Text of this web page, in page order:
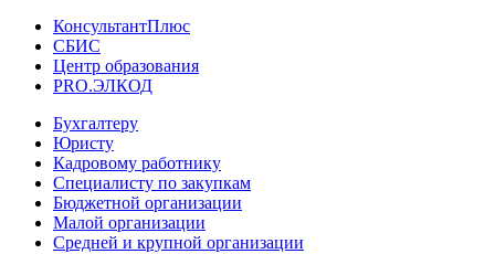
КонсультантПлюс
СБИС
Центр образования
PRO.ЭЛКОД
Бухгалтеру
Юристу
Кадровому работнику
Специалисту по закупкам
Бюджетной организации
Малой организации
Средней и крупной организации